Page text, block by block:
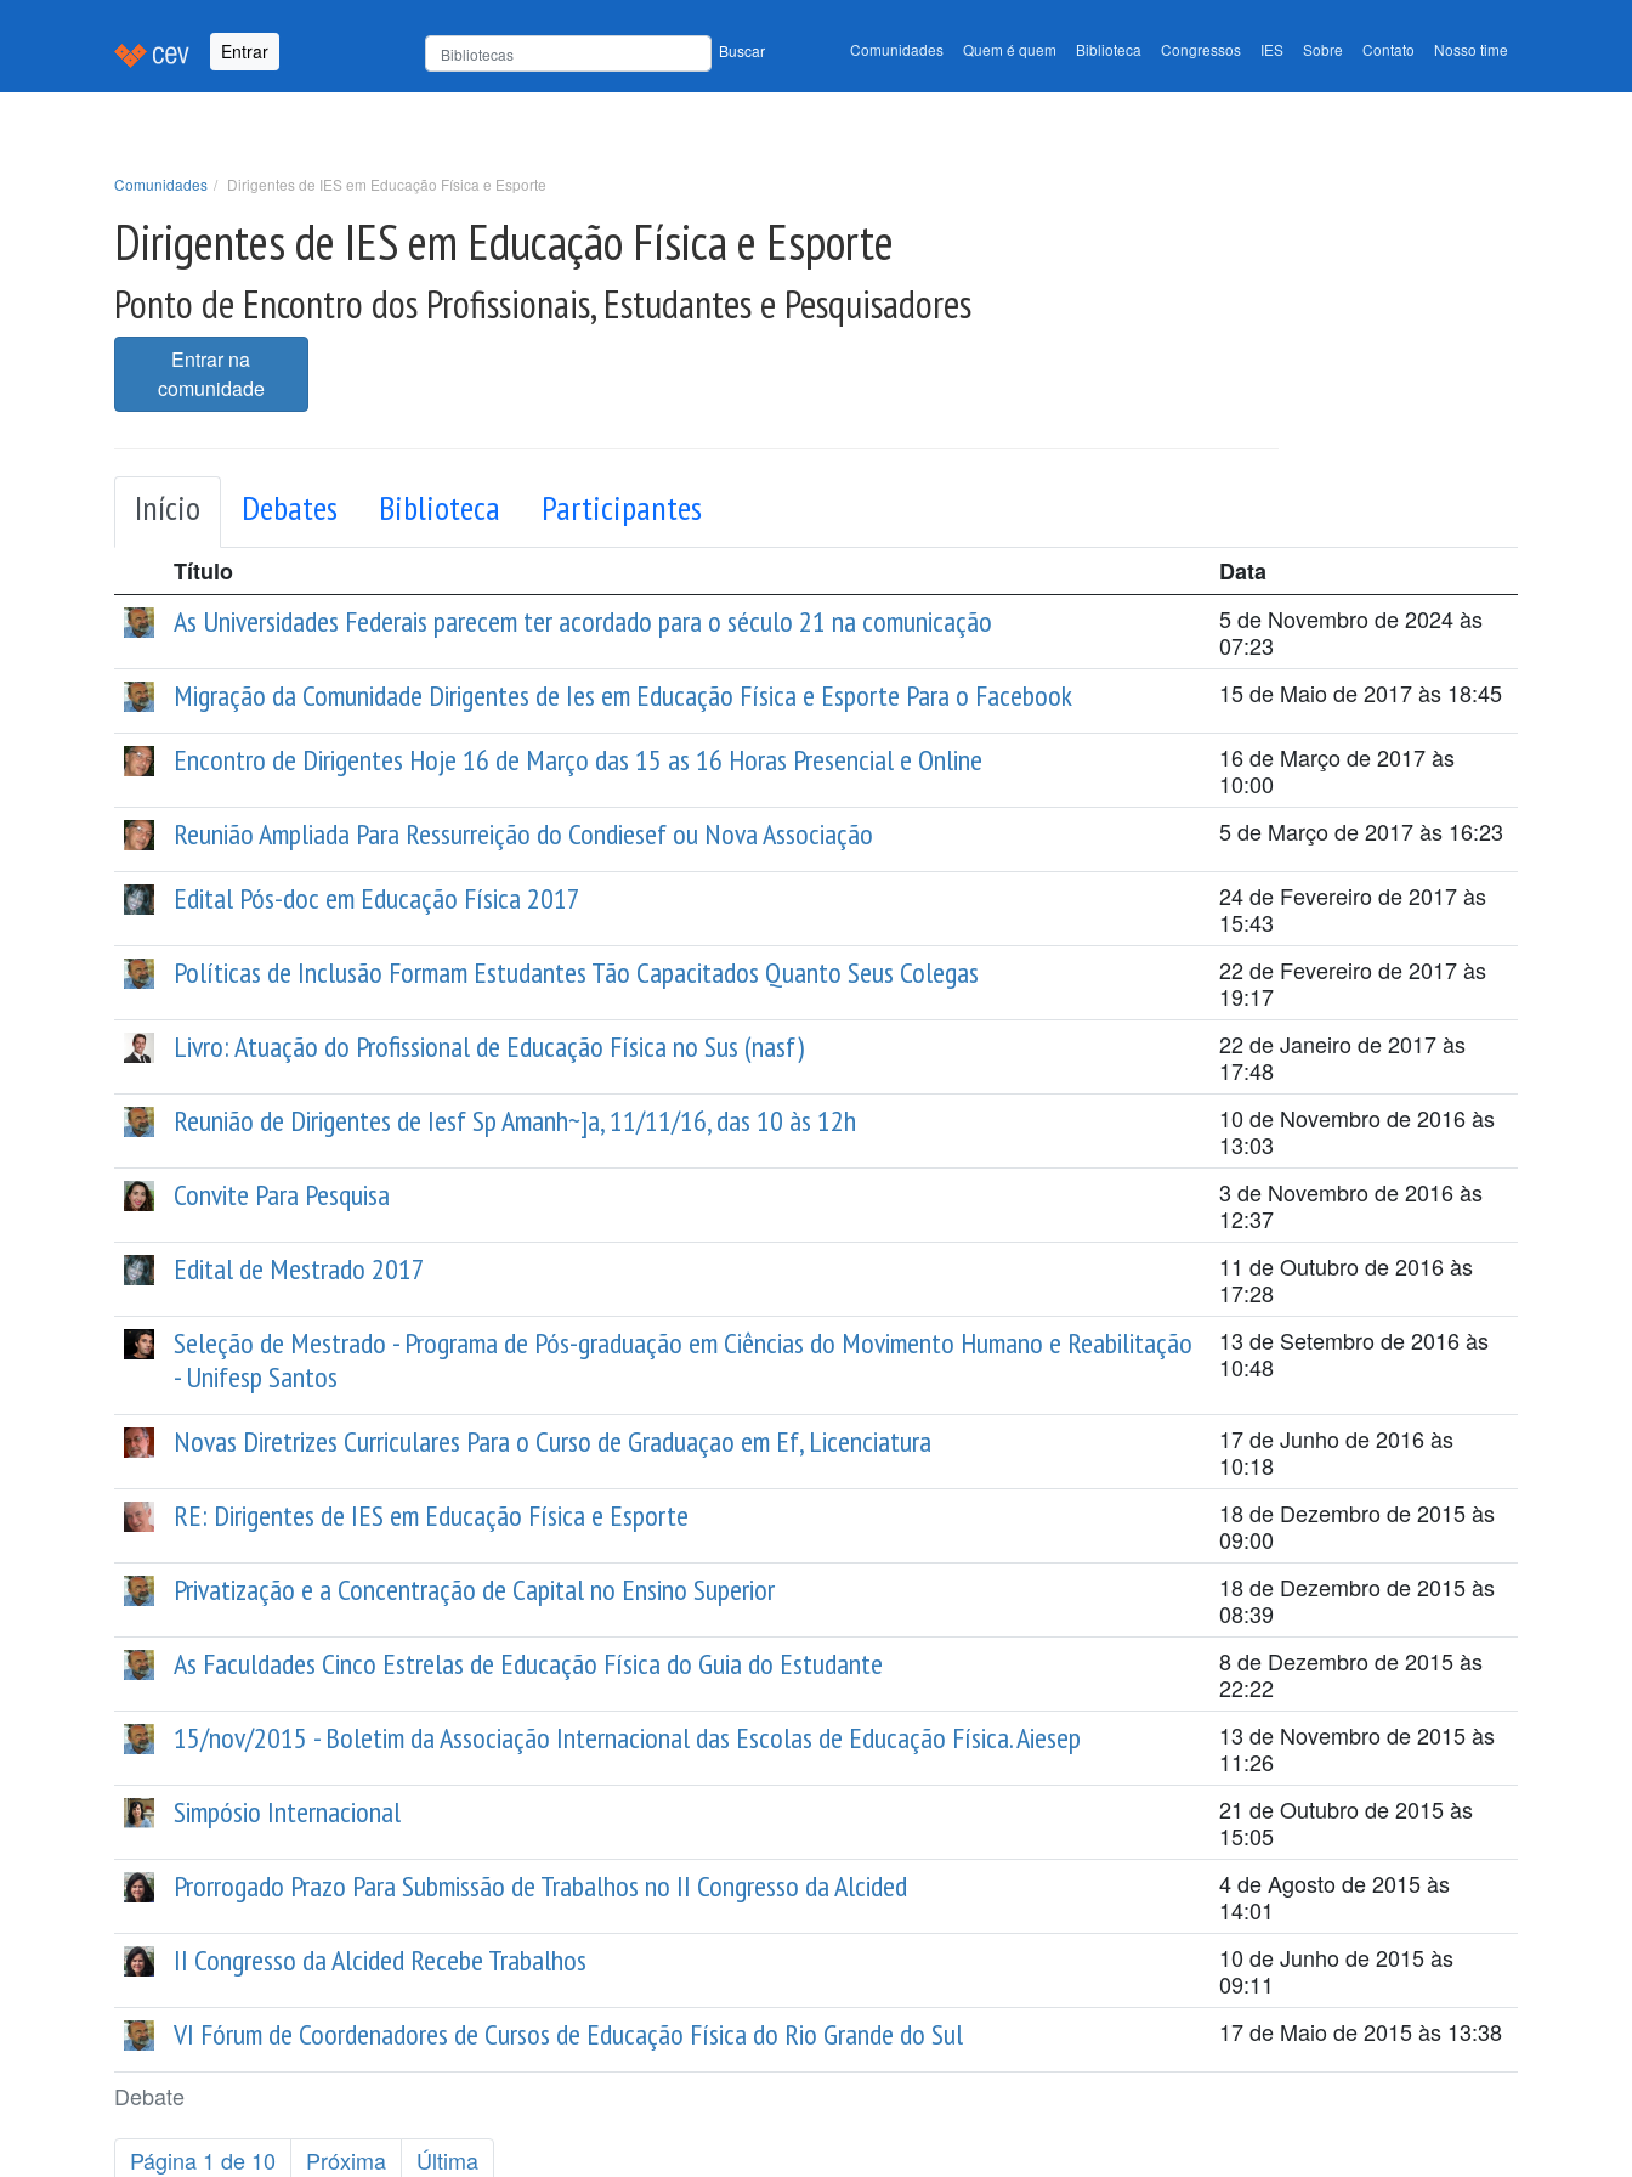
Entrar Buscar Comunidades Quem é quem Biblioteca Congressos IES Sobre Contato Nosso time
Comunidades Dirigentes de IES em Educação Física e Esporte
Dirigentes de IES em Educação Física e Esporte
Ponto de Encontro dos Profissionais, Estudantes e Pesquisadores
Entrar na
comunidade
Início Debates Biblioteca Participantes
Debate
Título Data
As Universidades Federais parecem ter acordado para o século 21 na comunicação
5 de Novembro de 2024 às
07:23
Migração da Comunidade Dirigentes de Ies em Educação Física e Esporte Para o Facebook 15 de Maio de 2017 às 18:45
Encontro de Dirigentes Hoje 16 de Março das 15 as 16 Horas Presencial e Online
16 de Março de 2017 às
10:00
Reunião Ampliada Para Ressurreição do Condiesef ou Nova Associação 5 de Março de 2017 às 16:23
Edital Pós-doc em Educação Física 2017
24 de Fevereiro de 2017 às
15:43
Políticas de Inclusão Formam Estudantes Tão Capacitados Quanto Seus Colegas
22 de Fevereiro de 2017 às
19:17
Livro: Atuação do Profissional de Educação Física no Sus (nasf)
22 de Janeiro de 2017 às
17:48
Reunião de Dirigentes de Iesf Sp Amanh~]a, 11/11/16, das 10 às 12h
10 de Novembro de 2016 às
13:03
Convite Para Pesquisa
3 de Novembro de 2016 às
12:37
Edital de Mestrado 2017
11 de Outubro de 2016 às
17:28
Seleção de Mestrado - Programa de Pós-graduação em Ciências do Movimento Humano e Reabilitação
- Unifesp Santos
13 de Setembro de 2016 às
10:48
Novas Diretrizes Curriculares Para o Curso de Graduaçao em Ef, Licenciatura
17 de Junho de 2016 às
10:18
RE: Dirigentes de IES em Educação Física e Esporte
18 de Dezembro de 2015 às
09:00
Privatização e a Concentração de Capital no Ensino Superior
18 de Dezembro de 2015 às
08:39
As Faculdades Cinco Estrelas de Educação Física do Guia do Estudante
8 de Dezembro de 2015 às
22:22
15/nov/2015 - Boletim da Associação Internacional das Escolas de Educação Física. Aiesep
13 de Novembro de 2015 às
11:26
Simpósio Internacional
21 de Outubro de 2015 às
15:05
Prorrogado Prazo Para Submissão de Trabalhos no II Congresso da Alcided
4 de Agosto de 2015 às
14:01
II Congresso da Alcided Recebe Trabalhos
10 de Junho de 2015 às
09:11
VI Fórum de Coordenadores de Cursos de Educação Física do Rio Grande do Sul 17 de Maio de 2015 às 13:38
Página 1 de 10 Próxima Última